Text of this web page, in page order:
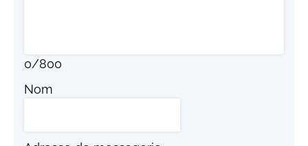
0/800
Nom